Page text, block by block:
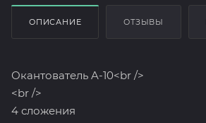
ОПИСАНИЕ ОТЗЫВЫ
Окантователь A-10<br />
<br />
4 сложения